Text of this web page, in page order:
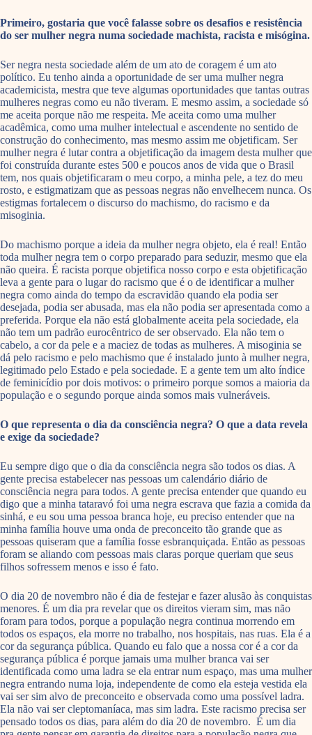
Primeiro, gostaria que você falasse sobre os desafios e resistência
do ser mulher negra numa sociedade machista, racista e misógina.
Ser negra nesta sociedade além de um ato de coragem é um ato
político. Eu tenho ainda a oportunidade de ser uma mulher negra
academicista, mestra que teve algumas oportunidades que tantas outras
mulheres negras como eu não tiveram. E mesmo assim, a sociedade só
me aceita porque não me respeita. Me aceita como uma mulher
acadêmica, como uma mulher intelectual e ascendente no sentido de
construção do conhecimento, mas mesmo assim me objetificam. Ser
mulher negra é lutar contra a objetificação da imagem desta mulher que
foi construída durante estes 500 e poucos anos de vida que o Brasil
tem, nos quais objetificaram o meu corpo, a minha pele, a tez do meu
rosto, e estigmatizam que as pessoas negras não envelhecem nunca. Os
estigmas fortalecem o discurso do machismo, do racismo e da
misoginia.
Do machismo porque a ideia da mulher negra objeto, ela é real! Então
toda mulher negra tem o corpo preparado para seduzir, mesmo que ela
não queira. É racista porque objetifica nosso corpo e esta objetificação
leva a gente para o lugar do racismo que é o de identificar a mulher
negra como ainda do tempo da escravidão quando ela podia ser
desejada, podia ser abusada, mas ela não podia ser apresentada como a
preferida. Porque ela não está globalmente aceita pela sociedade, ela
não tem um padrão eurocêntrico de ser observado. Ela não tem o
cabelo, a cor da pele e a maciez de todas as mulheres. A misoginia se
dá pelo racismo e pelo machismo que é instalado junto à mulher negra,
legitimado pelo Estado e pela sociedade. E a gente tem um alto índice
de feminicídio por dois motivos: o primeiro porque somos a maioria da
população e o segundo porque ainda somos mais vulneráveis.
O que representa o dia da consciência negra? O que a data revela
e exige da sociedade?
Eu sempre digo que o dia da consciência negra são todos os dias. A
gente precisa estabelecer nas pessoas um calendário diário de
consciência negra para todos. A gente precisa entender que quando eu
digo que a minha tataravó foi uma negra escrava que fazia a comida da
sinhá, e eu sou uma pessoa branca hoje, eu preciso entender que na
minha família houve uma onda de preconceito tão grande que as
pessoas quiseram que a família fosse esbranquiçada. Então as pessoas
foram se aliando com pessoas mais claras porque queriam que seus
filhos sofressem menos e isso é fato.
O dia 20 de novembro não é dia de festejar e fazer alusão às conquistas
menores. É um dia pra revelar que os direitos vieram sim, mas não
foram para todos, porque a população negra continua morrendo em
todos os espaços, ela morre no trabalho, nos hospitais, nas ruas. Ela é a
cor da segurança pública. Quando eu falo que a nossa cor é a cor da
segurança pública é porque jamais uma mulher branca vai ser
identificada como uma ladra se ela entrar num espaço, mas uma mulher
negra entrando numa loja, independente de como ela esteja vestida ela
vai ser sim alvo de preconceito e observada como uma possível ladra.
Ela não vai ser cleptomaníaca, mas sim ladra. Este racismo precisa ser
pensado todos os dias, para além do dia 20 de novembro. É um dia